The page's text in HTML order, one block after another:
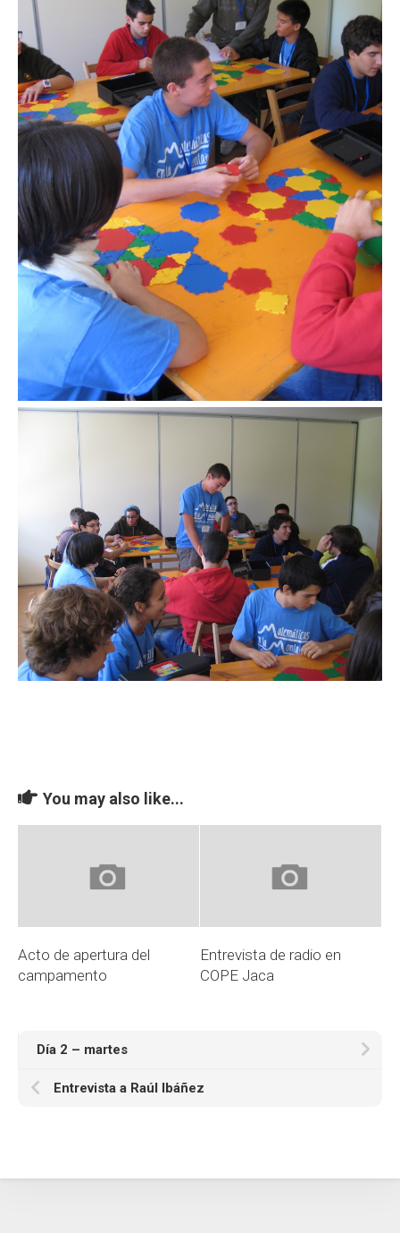
You may also like...
Acto de apertura del
campamento
Entrevista de radio en
COPE Jaca
Día 2 – martes
Entrevista a Raúl Ibáñez